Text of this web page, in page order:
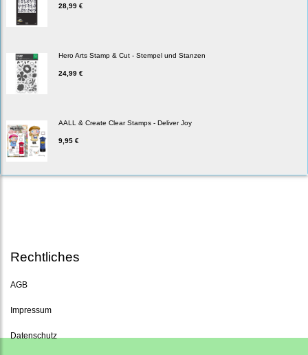
28,99 €
Hero Arts Stamp & Cut - Stempel und Stanzen
24,99 €
AALL & Create Clear Stamps - Deliver Joy
9,95 €
Rechtliches
AGB
Impressum
Datenschutz